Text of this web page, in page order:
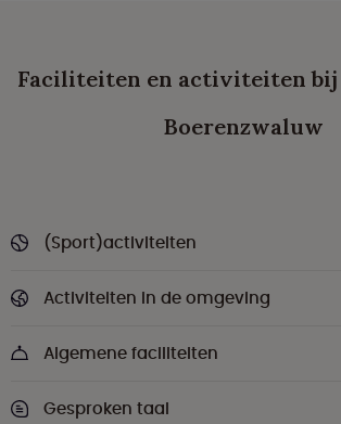
Faciliteiten en activiteiten bij
Boerenzwaluw
(Sport)activiteiten
Activiteiten in de omgeving
Algemene faciliteiten
Gesproken taal